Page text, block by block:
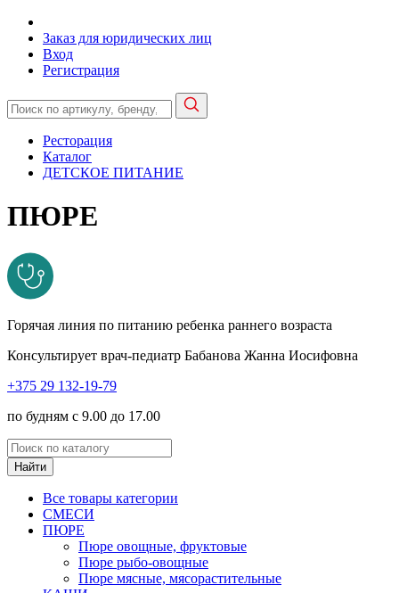
Заказ для юридических лиц
Вход
Регистрация
Ресторация
Каталог
ДЕТСКОЕ ПИТАНИЕ
ПЮРЕ
Горячая линия по питанию ребенка раннего возраста
Консультирует врач-педиатр Бабанова Жанна Иосифовна
+375 29 132-19-79
по будням с 9.00 до 17.00
Найти
Все товары категории
СМЕСИ
ПЮРЕ
Пюре овощные, фруктовые
Пюре рыбо-овощные
Пюре мясные, мясорастительные